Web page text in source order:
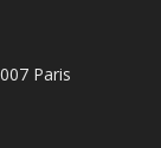
Paris